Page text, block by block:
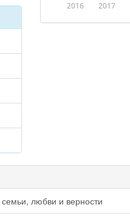
2016 2017
любви и верности